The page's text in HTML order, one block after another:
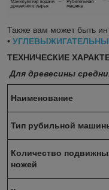
Также вам может быть
•
ТЕХНИЧЕСКИЕ
Для древесины
Наименование
Тип рубильной
Количество
ножей